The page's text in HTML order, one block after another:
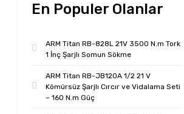
En Populer Olanlar
ARM Titan RB-828L 21V 3500 N.m Tork
1 İnç Şarjlı Somun Sökme
ARM Titan RB-JB120A 1/2 21 V
Kömürsüz Şarjlı Cırcır ve Vidalama Seti
– 160 N.m Güç